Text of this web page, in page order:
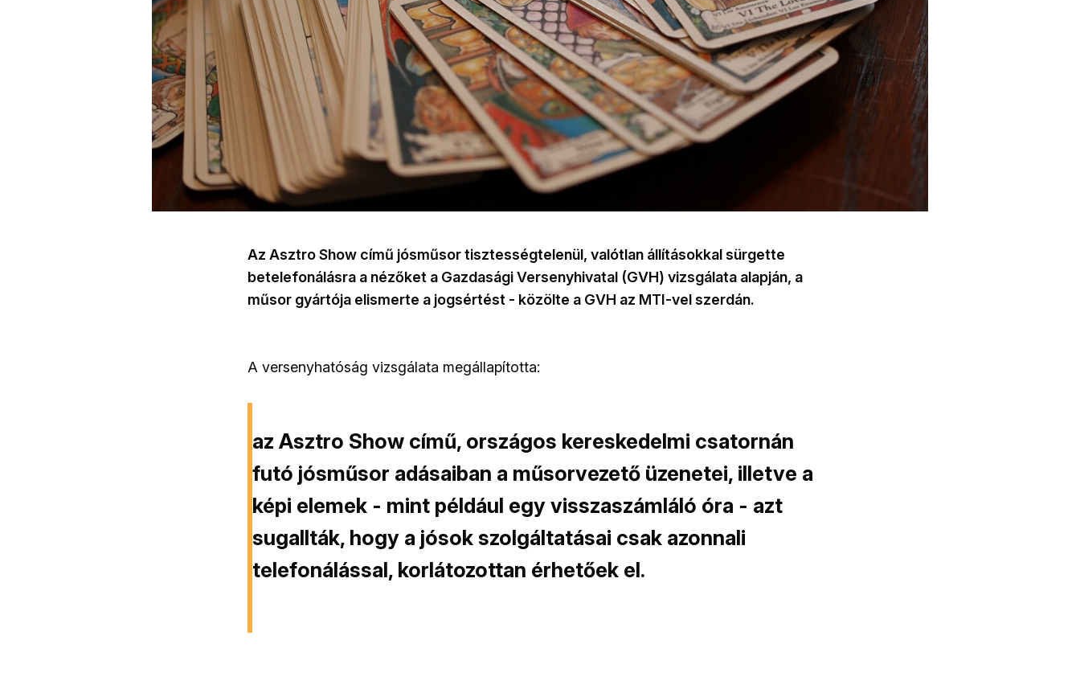
Az Asztro Show című jósműsor tisztességtelenül, valótlan állításokkal sürgette
betelefonálásra a nézőket a Gazdasági Versenyhivatal (GVH) vizsgálata alapján, a
műsor gyártója elismerte a jogsértést - közölte a GVH az MTI-vel szerdán.
A versenyhatóság vizsgálata megállapította:
az Asztro Show című, országos kereskedelmi csatornán
futó jósműsor adásaiban a műsorvezető üzenetei, illetve a
képi elemek - mint például egy visszaszámláló óra - azt
sugallták, hogy a jósok szolgáltatásai csak azonnali
telefonálással, korlátozottan érhetőek el.